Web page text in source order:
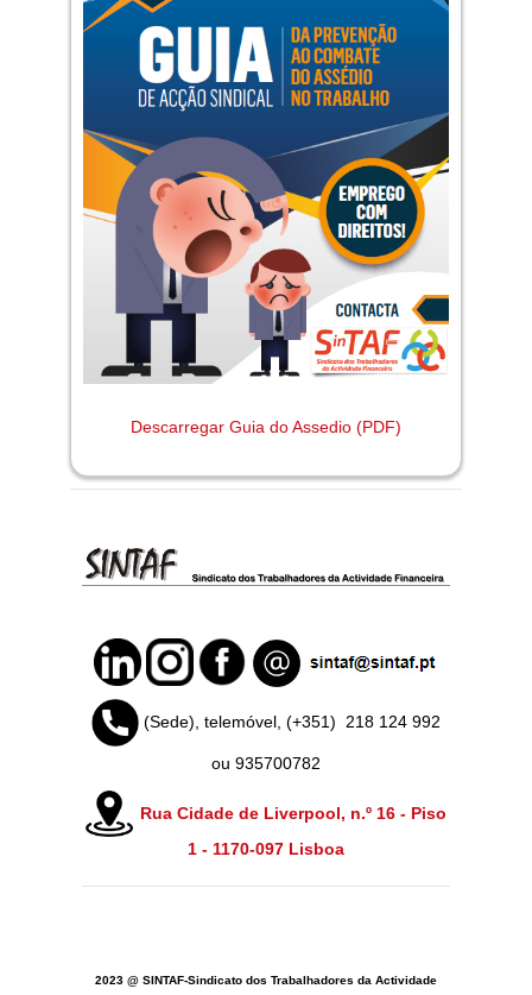
Descarregar Guia do Assedio (PDF)
(Sede), telemóvel, (+351) 218 124 992
ou 935700782
Rua Cidade de Liverpool, n.º 16 - Piso
1 - 1170-097 Lisboa
2023 @ SINTAF-Sindicato dos Trabalhadores da Actividade